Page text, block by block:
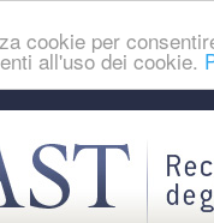
cookie per
all'uso dei cookie.